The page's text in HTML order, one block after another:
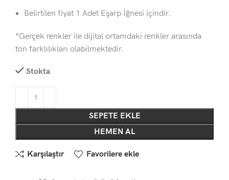
Belirtilen fiyat 1 Adet Eşarp İğnesi içindir.
*Gerçek renkler ile dijital ortamdaki renkler arasında
ton farklılıkları olabilmektedir.
Stokta
SEPETE EKLE
HEMEN AL
Karşılaştır Favorilere ekle